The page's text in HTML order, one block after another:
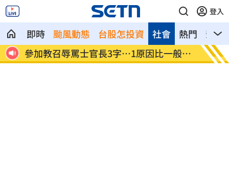
登入
即時 颱風動態 台股怎投資 熱門 影音
社會
父
參加教召辱罵士官長3字…1原因比一般人
慘
問題